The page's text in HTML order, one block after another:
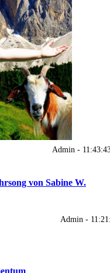
Admin -
von Sabine W.
Admin -